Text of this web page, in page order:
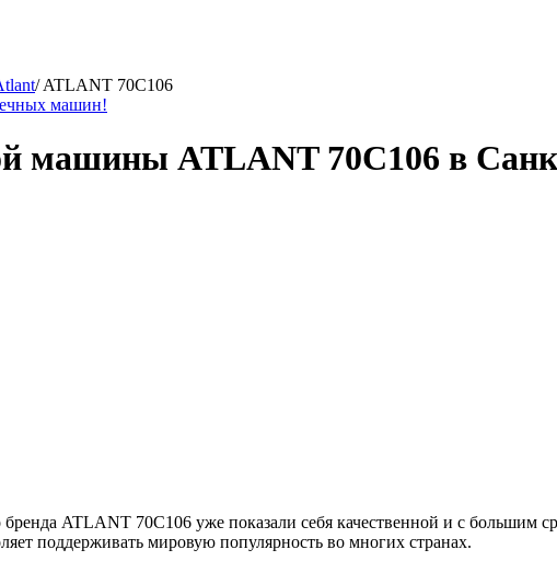
/ATLANT 70C106
машины ATLANT 70C106 в
ATLANT 70C106 уже показали себя качественной и с большим
поддерживать мировую популярность во многих странах.